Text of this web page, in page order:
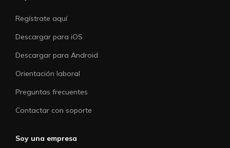
Regístrate aquí
Descargar para iOS
Descargar para Android
Orientación laboral
Preguntas frecuentes
Contactar con soporte
Soy una empresa